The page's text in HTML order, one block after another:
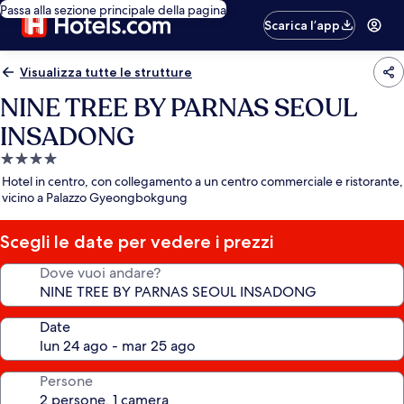
Passa alla sezione principale della pagina
Scarica l’app
Visualizza tutte le strutture
NINE TREE BY PARNAS SEOUL
INSADONG
Struttura
a
4.0
stelle
Hotel in centro, con collegamento a un centro commerciale e ristorante,
vicino a Palazzo Gyeongbokgung
Scegli le date per vedere i prezzi
Dove vuoi andare?
Date
Persone